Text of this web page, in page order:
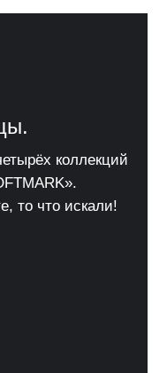
коллекций
то что искали!